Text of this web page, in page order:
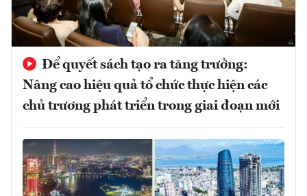
Để quyết sách tạo ra tăng trưởng:
Nâng cao hiệu quả tổ chức thực hiện các
chủ trương phát triển trong giai đoạn mới